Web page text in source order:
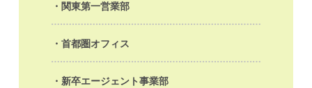
関東第一営業部
首都圏オフィス
新卒エージェント事業部